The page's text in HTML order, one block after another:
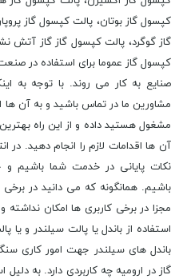
کپسول گاز بوتان، پالت کپسول گاز
گاز گوگرد، پالت کپسول گاز گاز آتش
کپسول گاز عموما برای استفاده در
صنایع به کار می روند. با توجه به
مشاورین ما در تماس باشید و به آن ها
مشغول هستید داده و از این راه
آن ها اقدامات لازم را انجام دهید. در
نکات پایانی در خدمت شما باشیم و
باشیم. همانگونه که می دانید در
مجزا در برخی کاربری ها امکان
استفاده از باندل یا پالت سیلندر و
باندل های سیلندر جهت امور کاری
گاز در ارومیه چه کاربردی دارد. به